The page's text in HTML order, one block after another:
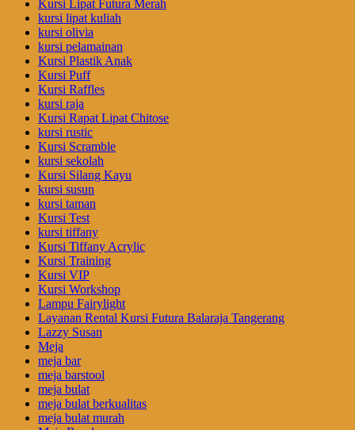
Kursi Lipat Futura Merah
kursi lipat kuliah
kursi olivia
kursi pelamainan
Kursi Plastik Anak
Kursi Puff
Kursi Raffles
kursi raja
Kursi Rapat Lipat Chitose
kursi rustic
Kursi Scramble
kursi sekolah
Kursi Silang Kayu
kursi susun
kursi taman
Kursi Test
kursi tiffany
Kursi Tiffany Acrylic
Kursi Training
Kursi VIP
Kursi Workshop
Lampu Fairylight
Layanan Rental Kursi Futura Balaraja Tangerang
Lazzy Susan
Meja
meja bar
meja barstool
meja bulat
meja bulat berkualitas
meja bulat murah